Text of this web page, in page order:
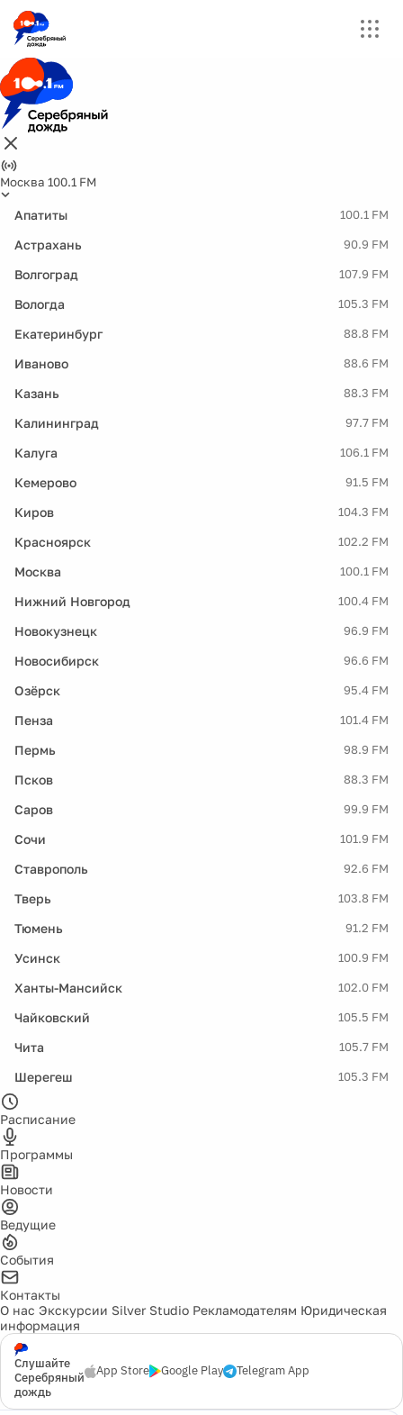
Москва 100.1 FM
Апатиты 100.1 FM
Астрахань 90.9 FM
Волгоград 107.9 FM
Вологда 105.3 FM
Екатеринбург 88.8 FM
Иваново 88.6 FM
Казань 88.3 FM
Калининград 97.7 FM
Калуга 106.1 FM
Кемерово 91.5 FM
Киров 104.3 FM
Красноярск 102.2 FM
Москва 100.1 FM
Нижний Новгород 100.4 FM
Новокузнецк 96.9 FM
Новосибирск 96.6 FM
Озёрск 95.4 FM
Пенза 101.4 FM
Пермь 98.9 FM
Псков 88.3 FM
Саров 99.9 FM
Сочи 101.9 FM
Ставрополь 92.6 FM
Тверь 103.8 FM
Тюмень 91.2 FM
Усинск 100.9 FM
Ханты-Мансийск 102.0 FM
Чайковский 105.5 FM
Чита 105.7 FM
Шерегеш 105.3 FM
Расписание
Программы
Новости
Ведущие
События
Контакты
О нас Экскурсии Silver Studio Рекламодателям Юридическая
информация
Слушайте
Серебряный
дождь
App Store Google Play Telegram App